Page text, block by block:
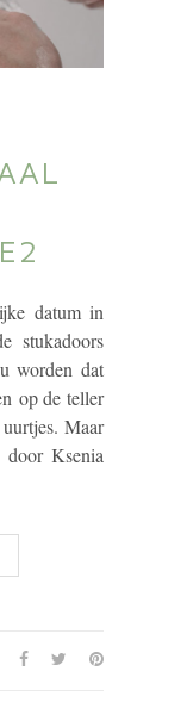
datum in
stukadoors
worden dat
op de teller
Maar
door Ksenia